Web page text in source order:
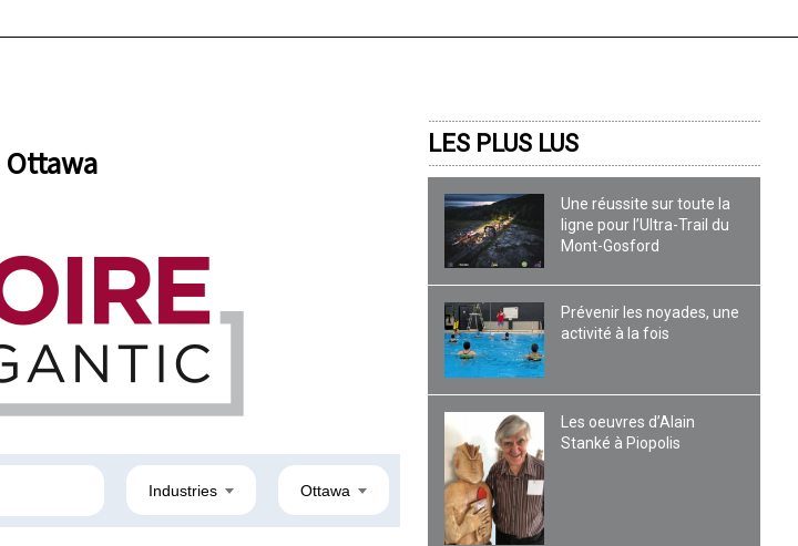
Ottawa
Industries Ottawa
LES PLUS LUS
Une réussite sur toute la
ligne pour l’Ultra-Trail du
Mont-Gosford
Prévenir les noyades, une
activité à la fois
Les oeuvres d’Alain
Stanké à Piopolis